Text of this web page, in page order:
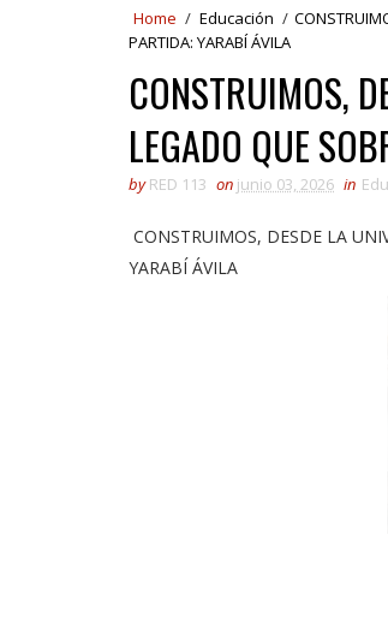
Home / Educación /
PARTIDA: YARABÍ ÁVILA
CONSTRUIMOS,
LEGADO QUE
by RED 113 on junio 03, 2026 in
CONSTRUIMOS, DESDE LA
YARABÍ ÁVILA